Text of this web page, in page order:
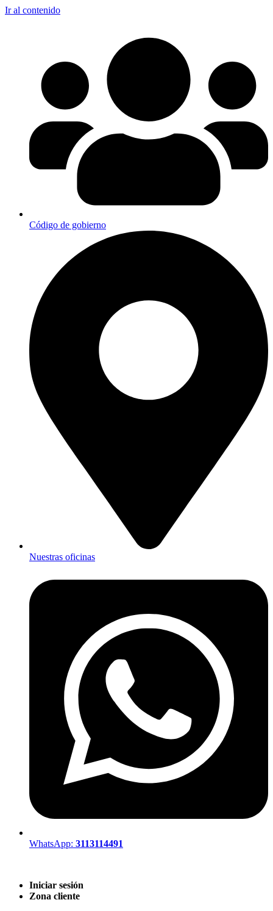
Ir al contenido
Código de gobierno
Nuestras oficinas
WhatsApp: 3113114491
Iniciar sesión
Zona cliente